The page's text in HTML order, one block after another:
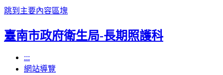
跳到主要內容區塊
臺南市政府衛生局-長期照護科
:::
網站導覽